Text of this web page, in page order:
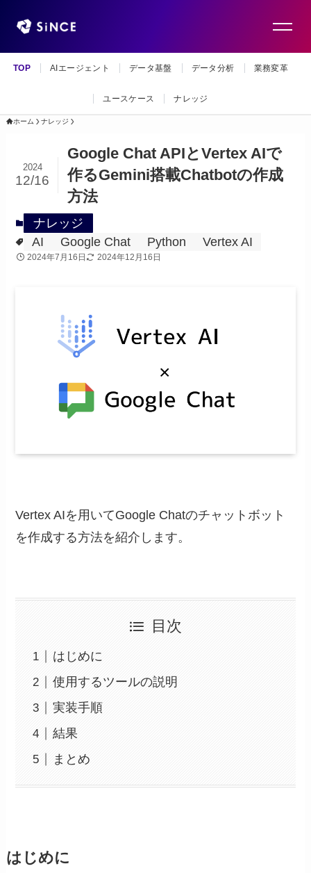
TOP AIエージェント データ基盤 データ分析 業務変革
ユースケース ナレッジ
ホーム ナレッジ
Google Chat APIとVertex AIで
作るGemini搭載Chatbotの作成
方法
2024
12/16
ナレッジ
AI
Google Chat Python Vertex AI
2024年7月16日 2024年12月16日
Vertex AIを用いてGoogle Chatのチャットボット
を作成する方法を紹介します。
目次
はじめに
使用するツールの説明
実装手順
結果
まとめ
はじめに